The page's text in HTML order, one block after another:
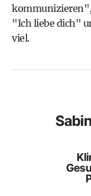
kommunizieren",
"Ich liebe dich"
viel.